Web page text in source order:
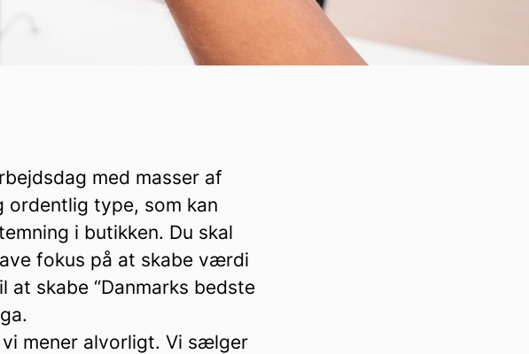
med masser af
ordentlig type, som kan
i butikken. Du skal
fokus på at skabe værdi
skabe “Danmarks bedste
vi mener alvorligt. Vi sælger